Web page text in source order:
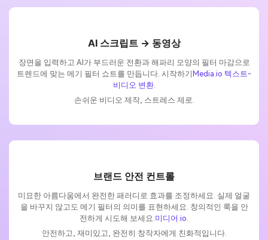
AI 스크립트 → 동영상
장면을 입력하고 AI가 부드러운 전환과 해파리 모양의 필터 마감으로
트렌드에 맞는 메기 필터 쇼트를 만듭니다. 시작하기 Media.io 텍스트-
비디오 변환.
손쉬운 비디오 제작, 스트레스 제로.
브랜드 안전 컨트롤
미묘한 아름다움에서 완전한 패러디로 효과를 조정하세요. 실제 얼굴
을 바꾸지 않고도 메기 필터의 의미를 표현하세요. 창의적인 룩을 안
전하게 시도해 보세요.미디어.io.
안전하고, 재미있고, 완전히 창작자에게 친화적입니다.